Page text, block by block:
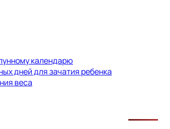
календарю
дней для зачатия ребенка
веса